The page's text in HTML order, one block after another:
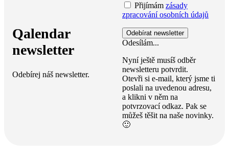
Qalendar
newsletter
Odebírej náš newsletter.
Přijímám zásady
zpracování osobních údajů
Odesílám...
Nyní ještě musíš odběr
newsletteru potvrdit.
Otevři si e-mail, který jsme ti
poslali na uvedenou adresu,
a klikni v něm na
potvrzovací odkaz. Pak se
můžeš těšit na naše novinky.
🙂